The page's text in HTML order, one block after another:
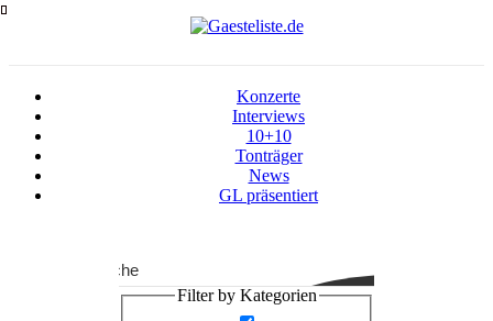
Konzerte
Interviews
10+10
Tonträger
News
GL präsentiert
Suche
Filter by Kategorien